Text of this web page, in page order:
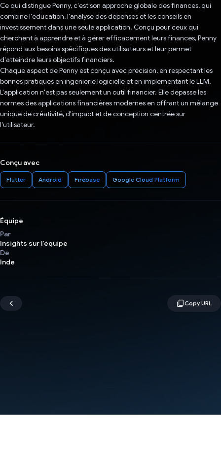
Ce qui distingue Penny, c'est son approche globale des finances, qui
combine l'éducation, l'analyse des dépenses et les conseils en
investissement dans une seule application. Conçu pour ceux qui
cherchent à apprendre et à gérer efficacement leurs finances, Penny
répond aux besoins spécifiques des utilisateurs et leur permet
d'atteindre leurs objectifs financiers.
Chaque aspect de Penny est conçu avec précision, en respectant les
bonnes pratiques en ingénierie logicielle et en implémentant le LLM.
L'application n'est pas seulement un outil financier. Elle dépasse les
normes des applications financières modernes en offrant un mélange
unique de créativité, d'impact et de conception centrée sur
l'utilisateur.
Conçu avec
Flutter Android Firebase Google Cloud Platform
Équipe
Par
Insights sur l'équipe
De
Inde